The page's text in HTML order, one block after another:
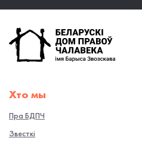
Хто мы
Пра БДПЧ
Звесткі